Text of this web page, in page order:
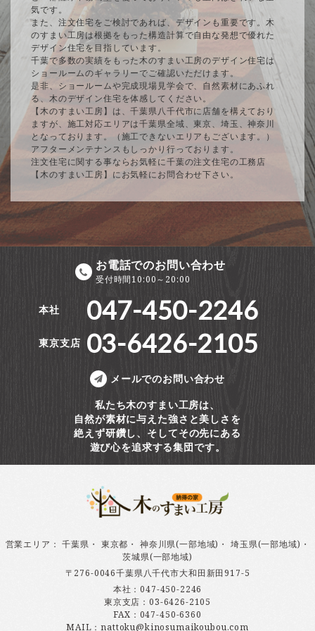
気です。
また、注文住宅をご検討であれば、デザインも重要です。木
のすまい工房は根拠をもった構造計算で自由な発想で優れた
デザイン住宅を目指しています。
千葉で多数の実績をもった木のすまい工房のデザイン住宅は
ショールームのギャラリーでご確認いただけます。
是非、ショールームや完成現場見学会で、自然素材にあふれ
る、木のデザイン住宅を体感してください。
【木のすまい工房】は、千葉県八千代市に店舗を構えており
ますが、施工対応エリアは千葉県全域、東京、埼玉、神奈川
となっております。（施工できないエリアもございます。）
アフターメンテナンスもしっかり行っております。
注文住宅に関する事ならお気軽に千葉の注文住宅の工務店
【木のすまい工房】にお気軽にお問合わせ下さい。
お電話でのお問い合わせ
受付時間10:00～20:00
本社 047-450-2246
東京支店 03-6426-2105
メールでのお問い合わせ
私たち木のすまい工房は、
自然が素材に与えた強さと美しさを
絶えず研鑽し、そしてその先にある
遊び心を追求する集団です。
営業エリア ：千葉県 ・ 東京都 ・ 神奈川県(一部地域) ・ 埼玉県(一部地域) ・
茨城県(一部地域)
〒276-0046千葉県八千代市大和田新田917-5
本社：047-450-2246
東京支店：03-6426-2105
FAX：047-450-6360
MAIL：nattoku@kinosumaikoubou.com